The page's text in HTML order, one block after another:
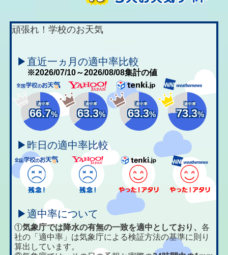
頑張れ！学校のお天気
▶直近一ヵ月の適中率比較
※2026/07/10～2026/08/08集計の値
適中率
66.7%
適中率
63.3%
適中率
63.3%
適中率
73.3%
▶昨日の適中率比較
▶適中率について
①気象庁では降水の有無の一致を適中としており、各
社の「適中率」は気象庁による検証方法の基準に則り
算出しています。